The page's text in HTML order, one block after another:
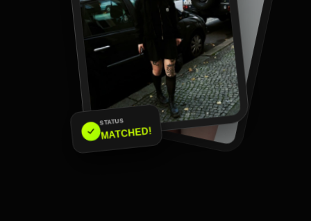
STATUS
MATCHED!